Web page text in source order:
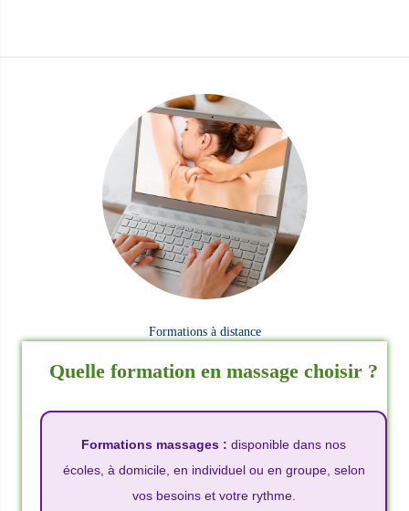
Formations à distance
Quelle formation en massage choisir ?
Formations massages : disponible dans nos
écoles, à domicile, en individuel ou en groupe, selon
vos besoins et votre rythme.